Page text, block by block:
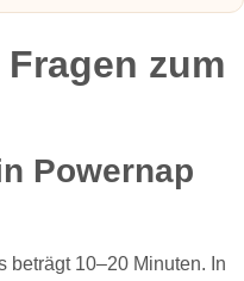
zum
Powernap
beträgt 10–20 Minuten. In